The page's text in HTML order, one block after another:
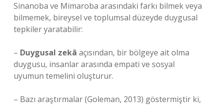
Sinanoba ve Mimaroba arasındaki farkı bilmek veya
bilmemek, bireysel ve toplumsal düzeyde duygusal
tepkiler yaratabilir:
– Duygusal zekâ açısından, bir bölgeye ait olma
duygusu, insanlar arasında empati ve sosyal
uyumun temelini oluşturur.
– Bazı araştırmalar (Goleman, 2013) göstermiştir ki,